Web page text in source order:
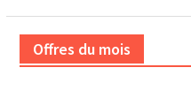
Offres du mois